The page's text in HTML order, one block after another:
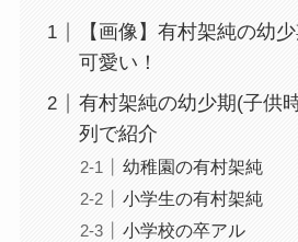
【画像】有村架純の幼
可愛い！
有村架純の幼少期(子供
列で紹介
幼稚園の有村架純
小学生の有村架純
小学校の卒アル